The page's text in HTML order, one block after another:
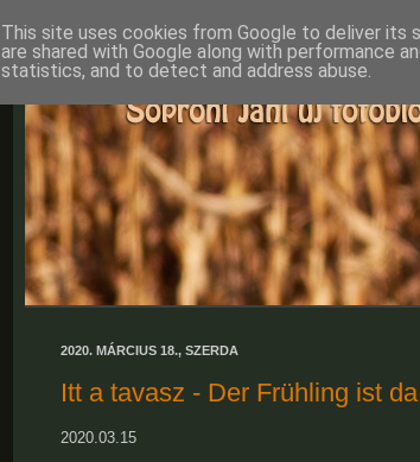
2020. MÁRCIUS 18., SZERDA
Itt a tavasz - Der Frühling ist da
2020.03.15
This site uses cookies from Google to deliver its
are shared with Google along with performance
statistics, and to detect and address abuse.